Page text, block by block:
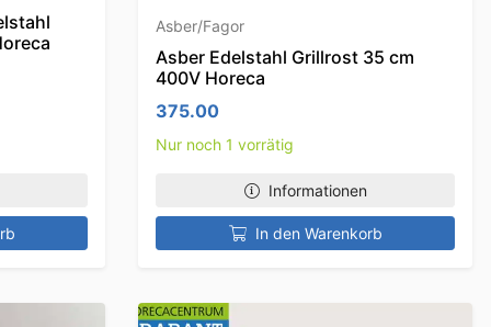
Asber/Fagor
Asber Edelstahl Grillrost 35 cm
400V Horeca
375.00
Nur noch 1 vorrätig
Informationen
In den Warenkorb